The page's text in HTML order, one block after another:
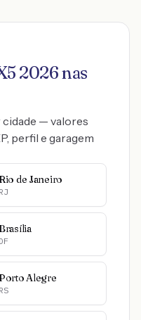
2026nas
— valores
perfil e garagem
Rio de Janeiro
RJ
Brasília
DF
Porto Alegre
RS